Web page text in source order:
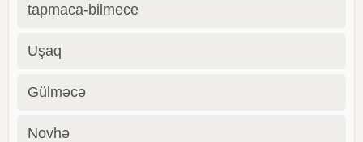
tapmaca-bilmece
Uşaq
Gülməcə
Novhə